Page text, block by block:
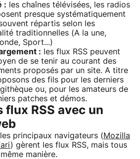
: les chaînes télévisées, les radios
presque systématiquement
répartis selon les
traditionnelles (A la une,
Sport...)
: les flux RSS peuvent
de se tenir au courant des
proposés par un site. A titre
des fils pour les derniers
ou, pour les amateurs de
patches et démos.
flux RSS avec un
principaux navigateurs (Mozilla
) gèrent les flux RSS, mais tous
manière.